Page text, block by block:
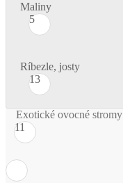
Maliny
5
Ríbezle, josty
13
Exotické ovocné stromy
11